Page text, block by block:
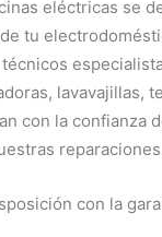
eléctricas se
tu
lavavajillas,
con la confianza
con la